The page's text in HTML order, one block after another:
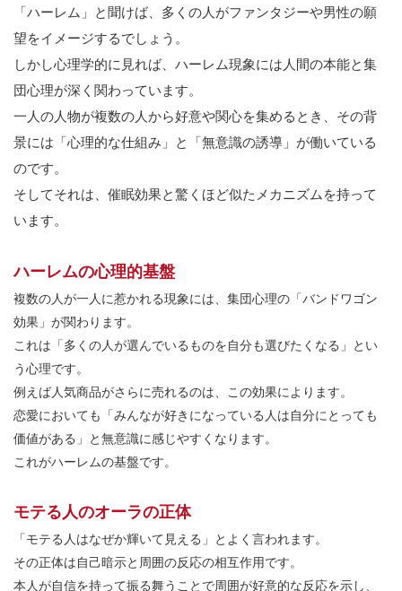
「ハーレム」と聞けば、多くの人がファンタジーや男性の願
望をイメージするでしょう。
しかし心理学的に見れば、ハーレム現象には人間の本能と集
団心理が深く関わっています。
一人の人物が複数の人から好意や関心を集めるとき、その背
景には「心理的な仕組み」と「無意識の誘導」が働いている
のです。
そしてそれは、催眠効果と驚くほど似たメカニズムを持って
います。
ハーレムの心理的基盤
複数の人が一人に惹かれる現象には、集団心理の「バンドワゴン
効果」が関わります。
これは「多くの人が選んでいるものを自分も選びたくなる」とい
う心理です。
例えば人気商品がさらに売れるのは、この効果によります。
恋愛においても「みんなが好きになっている人は自分にとっても
価値がある」と無意識に感じやすくなります。
これがハーレムの基盤です。
モテる人のオーラの正体
「モテる人はなぜか輝いて見える」とよく言われます。
その正体は自己暗示と周囲の反応の相互作用です。
本人が自信を持って振る舞うことで周囲が好意的な反応を示し、